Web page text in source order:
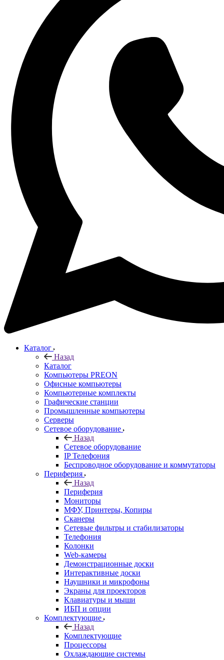
Каталог
Назад
Каталог
Компьютеры PREON
Офисные компьютеры
Компьютерные комплекты
Графические станции
Промышленные компьютеры
Серверы
Сетевое оборудование
Назад
Сетевое оборудование
IP Телефония
Беспроводное оборудование и коммутаторы
Периферия
Назад
Периферия
Мониторы
МФУ, Принтеры, Копиры
Сканеры
Сетевые фильтры и стабилизаторы
Телефония
Колонки
Web-камеры
Демонстрационные доски
Интерактивные доски
Наушники и микрофоны
Экраны для проекторов
Клавиатуры и мыши
ИБП и опции
Комплектующие
Назад
Комплектующие
Процессоры
Охлаждающие системы